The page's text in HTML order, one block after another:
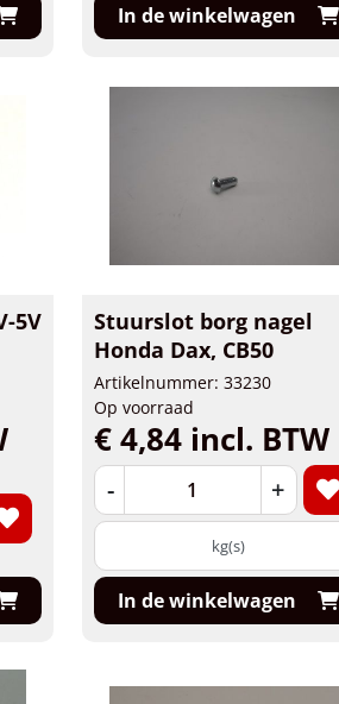
In de winkelwagen
5V
Stuurslot borg nagel
Honda Dax, CB50
Artikelnummer: 33230
Op voorraad
€ 4,84 incl. BTW
- +
kg(s)
In de winkelwagen